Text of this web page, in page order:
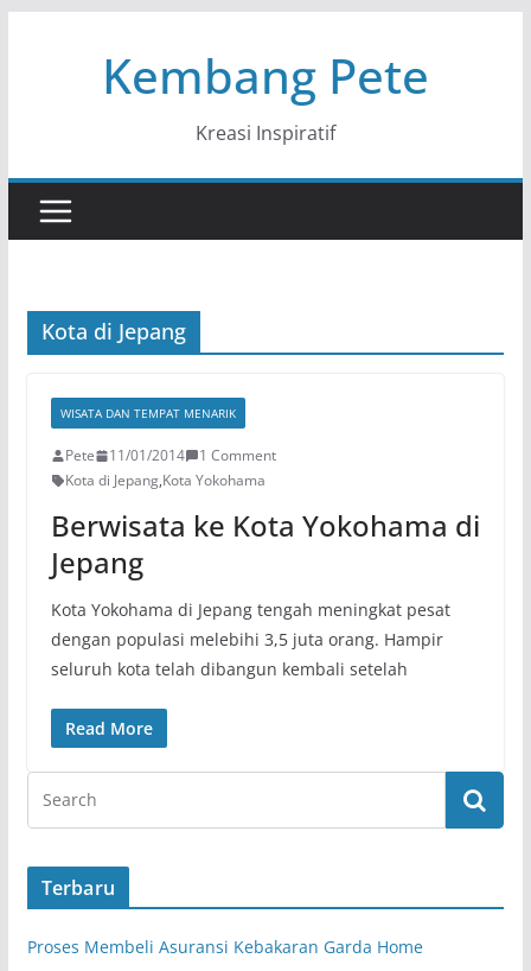
Kembang Pete
Kreasi Inspiratif
Kota di Jepang
WISATA DAN TEMPAT MENARIK
Pete 11/01/2014
1 Comment
Kota di Jepang,Kota Yokohama
Berwisata ke Kota Yokohama di
Jepang
Kota Yokohama di Jepang tengah meningkat pesat
dengan populasi melebihi 3,5 juta orang. Hampir
seluruh kota telah dibangun kembali setelah
Read More
Terbaru
Proses Membeli Asuransi Kebakaran Garda Home